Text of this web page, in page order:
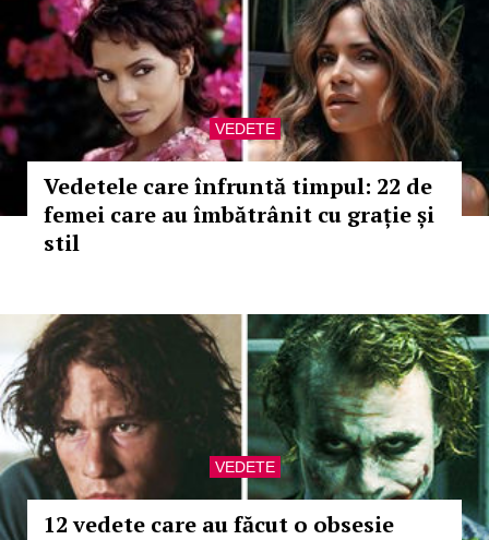
VEDETE
Vedetele care înfruntă timpul: 22 de
femei care au îmbătrânit cu grație și
stil
VEDETE
12 vedete care au făcut o obsesie